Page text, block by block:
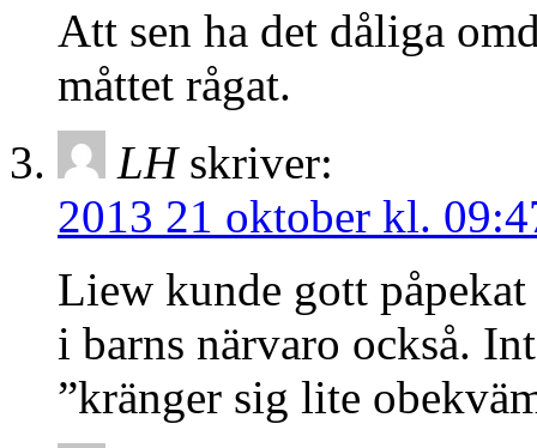
Att sen ha det dåliga
måttet rågat.
LH skriver:
2013 21 oktober kl.
Liew kunde gott
i barns närvaro också.
”kränger sig lite